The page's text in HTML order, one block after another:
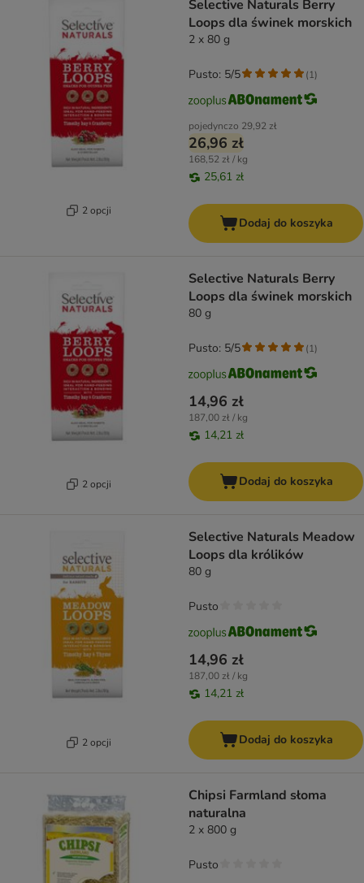
2 opcji
Selective Naturals Berry
Loops dla świnek morskich
2 x 80 g
pojedynczo 29,92 zł
26,96 zł
168,52 zł / kg
25,61 zł
Pusto: 5/5 (1)
Dodaj do koszyka
2 opcji
Selective Naturals Berry
Loops dla świnek morskich
80 g
14,96 zł
187,00 zł / kg
14,21 zł
Pusto: 5/5 (1)
Dodaj do koszyka
2 opcji
Selective Naturals Meadow
Loops dla królików
80 g
14,96 zł
187,00 zł / kg
14,21 zł
Pusto
Dodaj do koszyka
Chipsi Farmland słoma
naturalna
2 x 800 g
Pusto